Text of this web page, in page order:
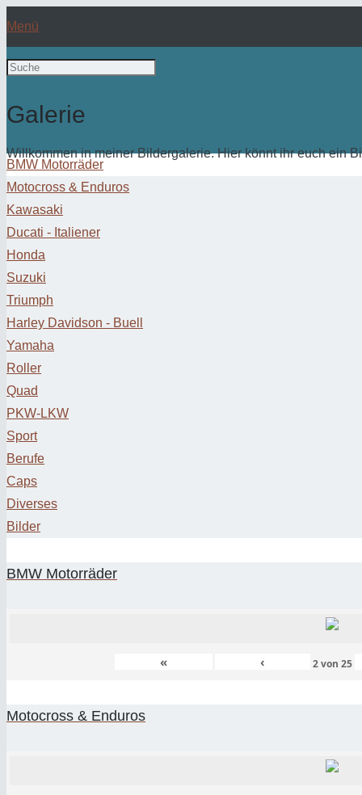
Menü
Galerie
Willkommen in meiner Bildergalerie. Hier könnt ihr euch ein
BMW Motorräder
Motocross & Enduros
Kawasaki
Ducati - Italiener
Honda
Suzuki
Triumph
Harley Davidson - Buell
Yamaha
Roller
Quad
PKW-LKW
Sport
Berufe
Caps
Diverses
Bilder
BMW Motorräder
« ‹ 2von 25
Motocross & Enduros